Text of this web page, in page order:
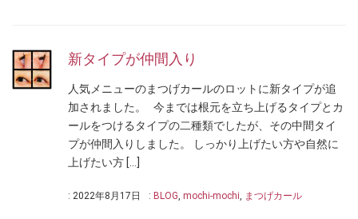
新タイプが仲間入り
人気メニューのまつげカールのロットに新タイプが追
加されました。 今までは根元を立ち上げるタイプとカ
ールをつけるタイプの二種類でしたが、その中間タイ
プが仲間入りしました。 しっかり上げたい方や自然に
上げたい方 […]
: 2022年8月17日 : BLOG, mochi-mochi, まつげカール